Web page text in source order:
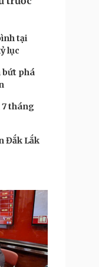
tại
lục
bứt phá
7 tháng
Đắk Lắk